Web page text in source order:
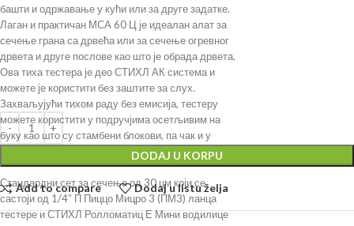
башти и одржавање у кући или за друге задатке.
Лаган и практичан МСА 60 Ц је идеалан алат за
сечење грана са дрвећа или за сечење огревног
дрвета и друге послове као што је обрада дрвета.
Ова тиха тестера је део СТИХЛ АК система и
можете је користити без заштите за слух.
Захваљујући тихом раду без емисија, тестеру
можете користити у подручјима осетљивим на
буку као што су стамбени блокови, па чак и у
Стандардни сет за сечење од 30 цм који се
састоји од 1/4″ П Пиццо Мицро 3 (ПМ3) ланца
тестере и СТИХЛ Ролломатиц Е Мини водилице
DODAJ U KORPU
Add to compare Dodaj u listu želja